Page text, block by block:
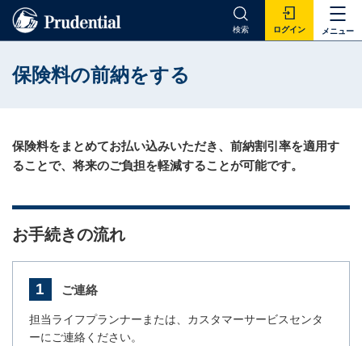
メニュー
検索 ログイン
保険料の前納をする
保険料をまとめてお払い込みいただき、前納割引率を適用す
ることで、将来のご負担を軽減することが可能です。
お手続きの流れ
1 ご連絡
担当ライフプランナーまたは、カスタマーサービスセンタ
ーにご連絡ください。